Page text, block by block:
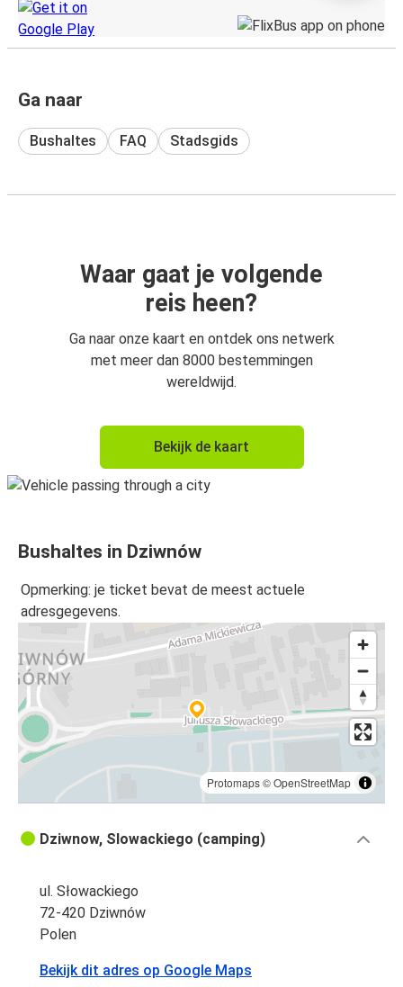
Ga naar
Bushaltes FAQ Stadsgids
Waar gaat je volgende
reis heen?
Ga naar onze kaart en ontdek ons netwerk
met meer dan 8000 bestemmingen
wereldwijd.
Bekijk de kaart
Bushaltes in Dziwnów
Opmerking: je ticket bevat de meest actuele
adresgegevens.
Protomaps©OpenStreetMap
Dziwnow, Slowackiego (camping)
ul. Słowackiego
72-420 Dziwnów
Polen
Bekijk dit adres op Google Maps